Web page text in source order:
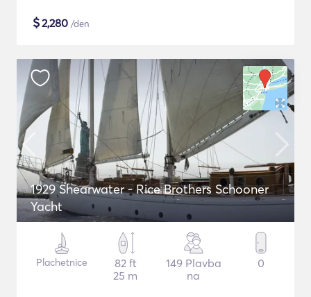
$2,280 /den
1929 Shearwater - Rice Brothers Schooner
Yacht
Plachetnice
82 ft
25 m
149 Plavba
na
0